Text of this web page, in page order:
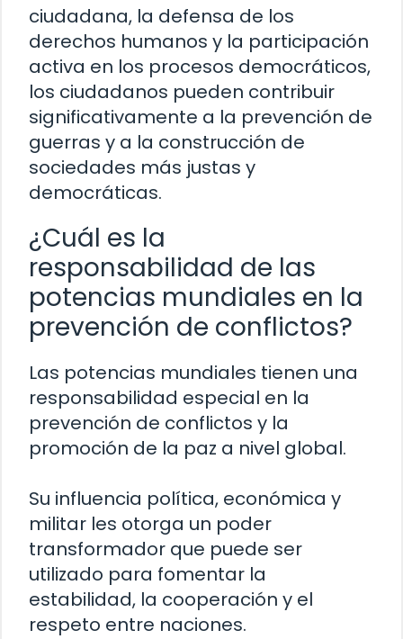
ciudadana, la defensa de los
derechos humanos y la participación
activa en los procesos democráticos,
los ciudadanos pueden contribuir
significativamente a la prevención de
guerras y a la construcción de
sociedades más justas y
democráticas.
¿Cuál es la
responsabilidad de las
potencias mundiales en la
prevención de conflictos?
Las potencias mundiales tienen una
responsabilidad especial en la
prevención de conflictos y la
promoción de la paz a nivel global.
Su influencia política, económica y
militar les otorga un poder
transformador que puede ser
utilizado para fomentar la
estabilidad, la cooperación y el
respeto entre naciones.